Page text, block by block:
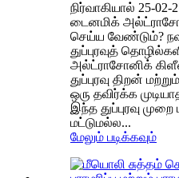
நிர்வாகியால் 25-
டைனமிக்
செய்ய வேண்டும்?
துப்புரவுத்
அல்ட்ராசோனிக்
துப்புரவு திறன்
ஒரு தவிர்க்க
இந்த துப்புரவு
மட்டுமல்ல...
மேலும் படிக்கவும்